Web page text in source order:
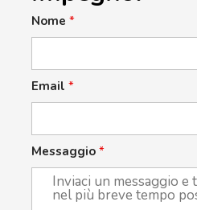
Nome *
Email *
Messaggio *